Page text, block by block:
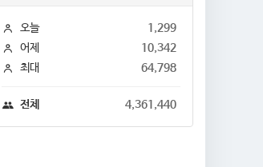
오늘
1,299
어제
10,342
최대
64,798
전체 4,361,440